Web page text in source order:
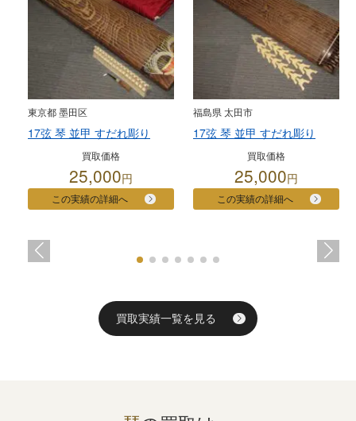
東京都 墨田区
17弦 琴 並甲 すだれ彫り
買取価格
25,000円
この実績の詳細へ
福島県 太田市
17弦 琴 並甲 すだれ彫り
買取価格
25,000円
この実績の詳細へ
買取実績一覧を見る